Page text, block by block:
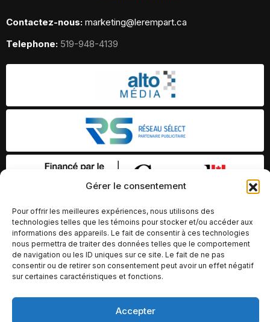
Gérer le consentement
Pour offrir les meilleures expériences, nous utilisons des
technologies telles que les témoins pour stocker et/ou accéder aux
informations des appareils. Le fait de consentir à ces technologies
nous permettra de traiter des données telles que le comportement
de navigation ou les ID uniques sur ce site. Le fait de ne pas
consentir ou de retirer son consentement peut avoir un effet négatif
sur certaines caractéristiques et fonctions.
Accepter
Contactez-nous: marketing@lerempart.ca
Telephone: 519-948-4139
© Copyright 2026 – Altomédia Inc |